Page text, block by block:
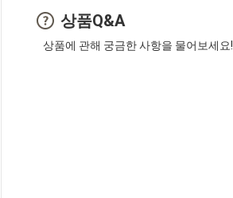
상품Q&A
상품에 관해 궁금한 사항을 물어보세요!